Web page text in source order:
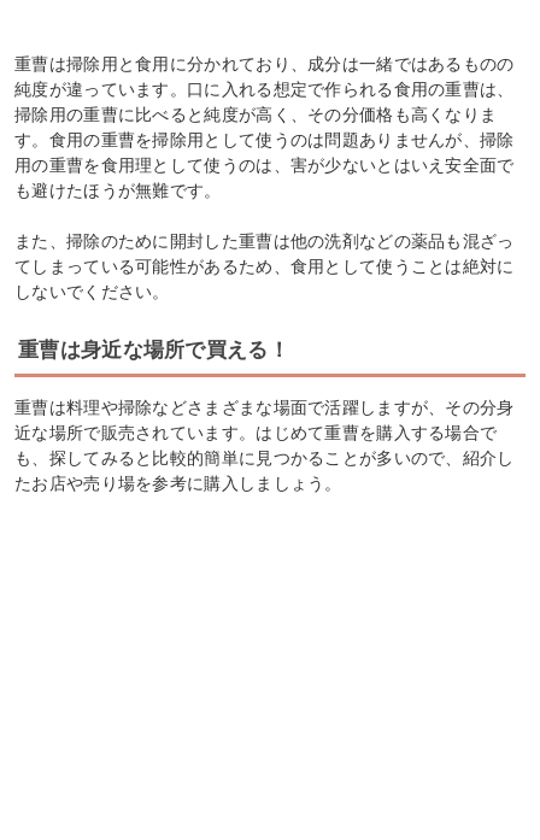
重曹は掃除用と食用に分かれており、成分は一緒ではあるものの
純度が違っています。口に入れる想定で作られる食用の重曹は、
掃除用の重曹に比べると純度が高く、その分価格も高くなりま
す。食用の重曹を掃除用として使うのは問題ありませんが、掃除
用の重曹を食用理として使うのは、害が少ないとはいえ安全面で
も避けたほうが無難です。
また、掃除のために開封した重曹は他の洗剤などの薬品も混ざっ
てしまっている可能性があるため、食用として使うことは絶対に
しないでください。
重曹は身近な場所で買える！
重曹は料理や掃除などさまざまな場面で活躍しますが、その分身
近な場所で販売されています。はじめて重曹を購入する場合で
も、探してみると比較的簡単に見つかることが多いので、紹介し
たお店や売り場を参考に購入しましょう。